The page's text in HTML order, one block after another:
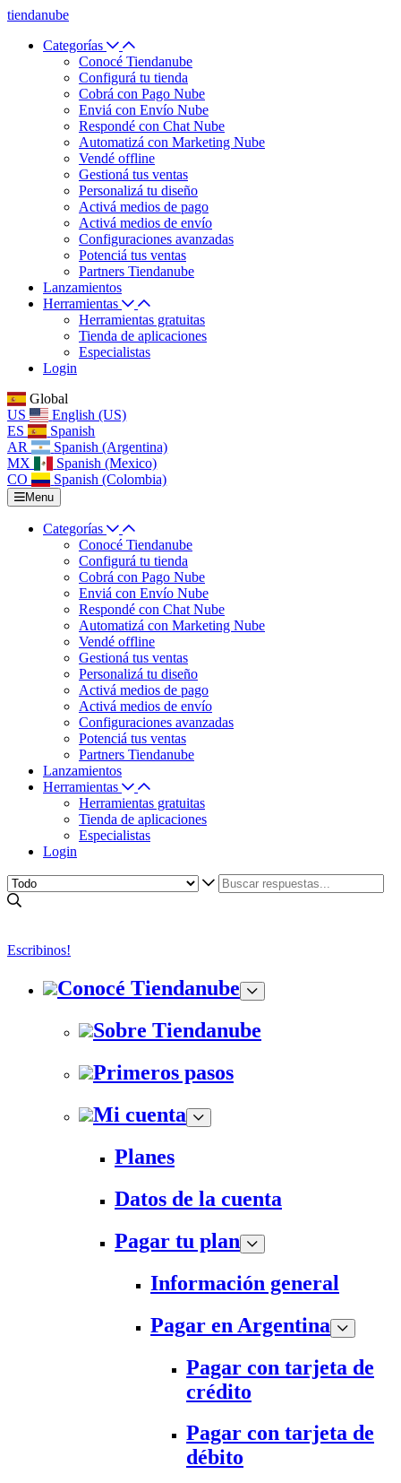
tiendanube
Categorías
Conocé Tiendanube
Configurá tu tienda
Cobrá con Pago Nube
Enviá con Envío Nube
Respondé con Chat Nube
Automatizá con Marketing Nube
Vendé offline
Gestioná tus ventas
Personalizá tu diseño
Activá medios de pago
Activá medios de envío
Configuraciones avanzadas
Potenciá tus ventas
Partners Tiendanube
Lanzamientos
Herramientas
Herramientas gratuitas
Tienda de aplicaciones
Especialistas
Login
Global
US
English (US)
ES
Spanish
AR
Spanish (Argentina)
MX
Spanish (Mexico)
CO
Spanish (Colombia)
Menu
Categorías
Conocé Tiendanube
Configurá tu tienda
Cobrá con Pago Nube
Enviá con Envío Nube
Respondé con Chat Nube
Automatizá con Marketing Nube
Vendé offline
Gestioná tus ventas
Personalizá tu diseño
Activá medios de pago
Activá medios de envío
Configuraciones avanzadas
Potenciá tus ventas
Partners Tiendanube
Lanzamientos
Herramientas
Herramientas gratuitas
Tienda de aplicaciones
Especialistas
Login
Escribinos!
Conocé Tiendanube
Sobre Tiendanube
Primeros pasos
Mi cuenta
Planes
Datos de la cuenta
Pagar tu plan
Información general
Pagar en Argentina
Pagar con tarjeta de
crédito
Pagar con tarjeta de
débito